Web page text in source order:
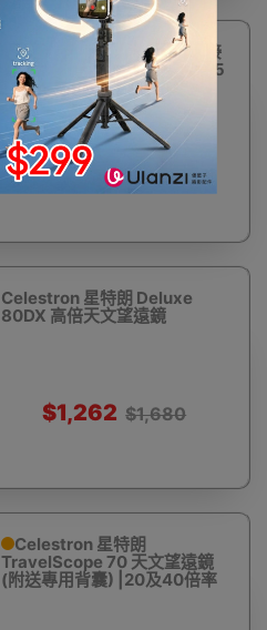
星特朗CELESTRON 相機轉接
筒 T-Adaptor (M42螺紋/1.25
英寸) | 延長焦距套筒
$154 $200
Celestron 星特朗 Deluxe
80DX 高倍天文望遠鏡
$1,262 $1,680
Celestron 星特朗
TravelScope 70 天文望遠鏡
(附送專用背囊) |20及40倍率